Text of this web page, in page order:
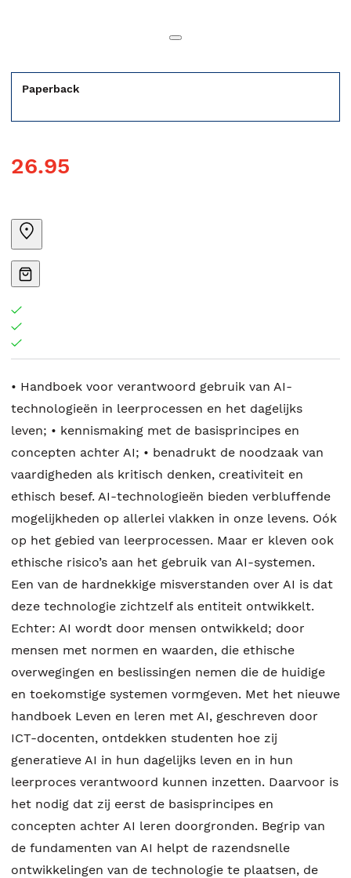
Paperback
26.95
• Handboek voor verantwoord gebruik van AI-
technologieën in leerprocessen en het dagelijks
leven; • kennismaking met de basisprincipes en
concepten achter AI; • benadrukt de noodzaak van
vaardigheden als kritisch denken, creativiteit en
ethisch besef. AI-technologieën bieden verbluffende
mogelijkheden op allerlei vlakken in onze levens. Oók
op het gebied van leerprocessen. Maar er kleven ook
ethische risico’s aan het gebruik van AI-systemen.
Een van de hardnekkige misverstanden over AI is dat
deze technologie zichtzelf als entiteit ontwikkelt.
Echter: AI wordt door mensen ontwikkeld; door
mensen met normen en waarden, die ethische
overwegingen en beslissingen nemen die de huidige
en toekomstige systemen vormgeven. Met het nieuwe
handboek Leven en leren met AI, geschreven door
ICT-docenten, ontdekken studenten hoe zij
generatieve AI in hun dagelijks leven en in hun
leerproces verantwoord kunnen inzetten. Daarvoor is
het nodig dat zij eerst de basisprincipes en
concepten achter AI leren doorgronden. Begrip van
de fundamenten van AI helpt de razendsnelle
ontwikkelingen van de technologie te plaatsen, de